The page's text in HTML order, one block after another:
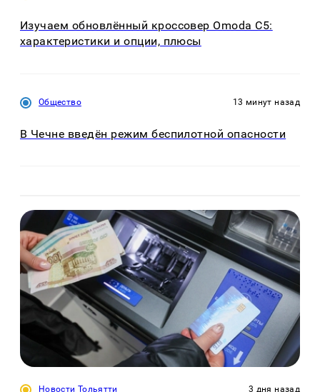
Изучаем обновлённый кроссовер Omoda C5:
характеристики и опции, плюсы
Общество 13 минут назад
В Чечне введён режим беспилотной опасности
Новости Тольятти 3 дня назад